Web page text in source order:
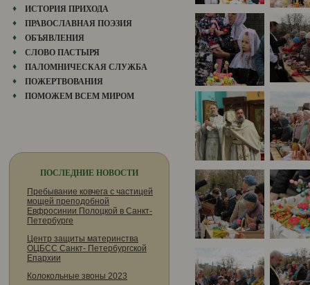
ИСТОРИЯ ПРИХОДА
ПРАВОСЛАВНАЯ ПОЭЗИЯ
ОБЪЯВЛЕНИЯ
СЛОВО ПАСТЫРЯ
ПАЛОМНИЧЕСКАЯ СЛУЖБА
ПОЖЕРТВОВАНИЯ
ПОМОЖЕМ ВСЕМ МИРОМ
ПОСЛЕДНИЕ НОВОСТИ
Пребывание ковчега с частицей
мощей преподобной
Евфросинии Полоцкой в Санкт-
Петербурге
Центр защиты материнства
ОЦБСС Санкт- Петербургской
Епархии
Колокольные звоны 2023